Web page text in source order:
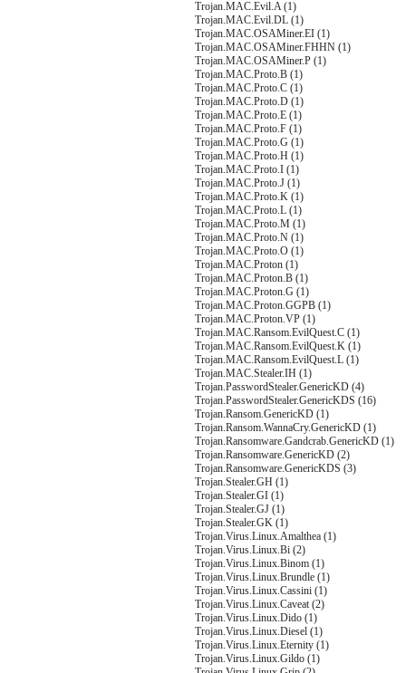
Trojan.MAC.Evil.A (1)
Trojan.MAC.Evil.DL (1)
Trojan.MAC.OSAMiner.EI (1)
Trojan.MAC.OSAMiner.FHHN (1)
Trojan.MAC.OSAMiner.P (1)
Trojan.MAC.Proto.B (1)
Trojan.MAC.Proto.C (1)
Trojan.MAC.Proto.D (1)
Trojan.MAC.Proto.E (1)
Trojan.MAC.Proto.F (1)
Trojan.MAC.Proto.G (1)
Trojan.MAC.Proto.H (1)
Trojan.MAC.Proto.I (1)
Trojan.MAC.Proto.J (1)
Trojan.MAC.Proto.K (1)
Trojan.MAC.Proto.L (1)
Trojan.MAC.Proto.M (1)
Trojan.MAC.Proto.N (1)
Trojan.MAC.Proto.O (1)
Trojan.MAC.Proton (1)
Trojan.MAC.Proton.B (1)
Trojan.MAC.Proton.G (1)
Trojan.MAC.Proton.GGPB (1)
Trojan.MAC.Proton.VP (1)
Trojan.MAC.Ransom.EvilQuest.C (1)
Trojan.MAC.Ransom.EvilQuest.K (1)
Trojan.MAC.Ransom.EvilQuest.L (1)
Trojan.MAC.Stealer.IH (1)
Trojan.PasswordStealer.GenericKD (4)
Trojan.PasswordStealer.GenericKDS (16)
Trojan.Ransom.GenericKD (1)
Trojan.Ransom.WannaCry.GenericKD (1)
Trojan.Ransomware.Gandcrab.GenericKD (1)
Trojan.Ransomware.GenericKD (2)
Trojan.Ransomware.GenericKDS (3)
Trojan.Stealer.GH (1)
Trojan.Stealer.GI (1)
Trojan.Stealer.GJ (1)
Trojan.Stealer.GK (1)
Trojan.Virus.Linux.Amalthea (1)
Trojan.Virus.Linux.Bi (2)
Trojan.Virus.Linux.Binom (1)
Trojan.Virus.Linux.Brundle (1)
Trojan.Virus.Linux.Cassini (1)
Trojan.Virus.Linux.Caveat (2)
Trojan.Virus.Linux.Dido (1)
Trojan.Virus.Linux.Diesel (1)
Trojan.Virus.Linux.Eternity (1)
Trojan.Virus.Linux.Gildo (1)